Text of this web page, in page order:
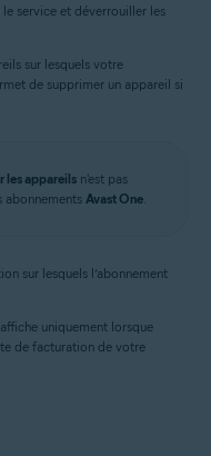
service et déverrouiller les
sur lesquels votre
de supprimer un appareil si
les appareils n'est pas
abonnements Avast One.
sur lesquels l’abonnement
uniquement lorsque
de facturation de votre